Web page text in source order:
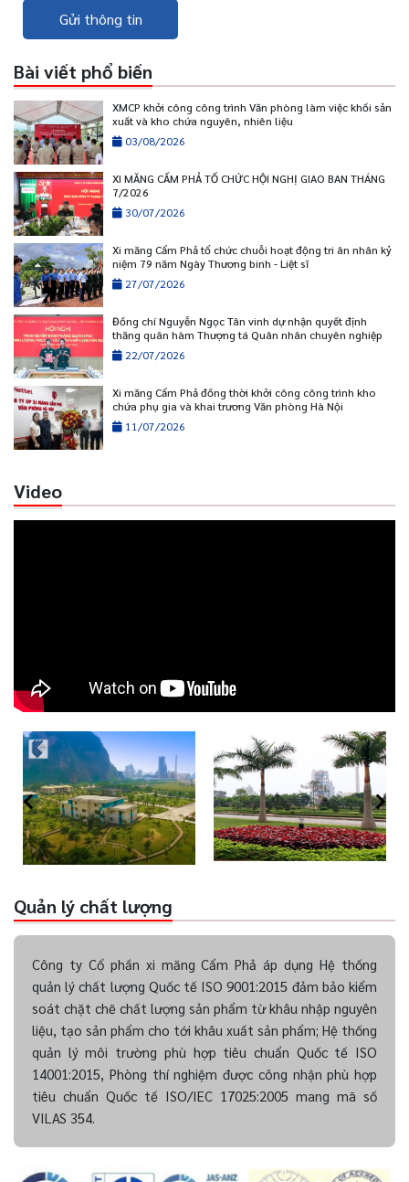
Gửi thông tin
Bài viết phổ biến
XMCP khởi công công trình Văn phòng làm việc khối sản
xuất và kho chứa nguyên, nhiên liệu
03/08/2026
XI MĂNG CẨM PHẢ TỔ CHỨC HỘI NGHỊ GIAO BAN THÁNG
7/2026
30/07/2026
Xi măng Cẩm Phả tổ chức chuỗi hoạt động tri ân nhân kỷ
niệm 79 năm Ngày Thương binh - Liệt sĩ
27/07/2026
Đồng chí Nguyễn Ngọc Tân vinh dự nhận quyết định
thăng quân hàm Thượng tá Quân nhân chuyên nghiệp
22/07/2026
Xi măng Cẩm Phả đồng thời khởi công công trình kho
chứa phụ gia và khai trương Văn phòng Hà Nội
11/07/2026
Video
Quản lý chất lượng
Công ty Cổ phần xi măng Cẩm Phả áp dụng Hệ thống
quản lý chất lượng Quốc tế ISO 9001:2015 đảm bảo kiểm
soát chặt chẽ chất lượng sản phẩm từ khâu nhập nguyên
liệu, tạo sản phẩm cho tới khâu xuất sản phẩm; Hệ thống
quản lý môi trường phù hợp tiêu chuẩn Quốc tế ISO
14001:2015, Phòng thí nghiệm được công nhận phù hợp
tiêu chuẩn Quốc tế ISO/IEC 17025:2005 mang mã số
VILAS 354.